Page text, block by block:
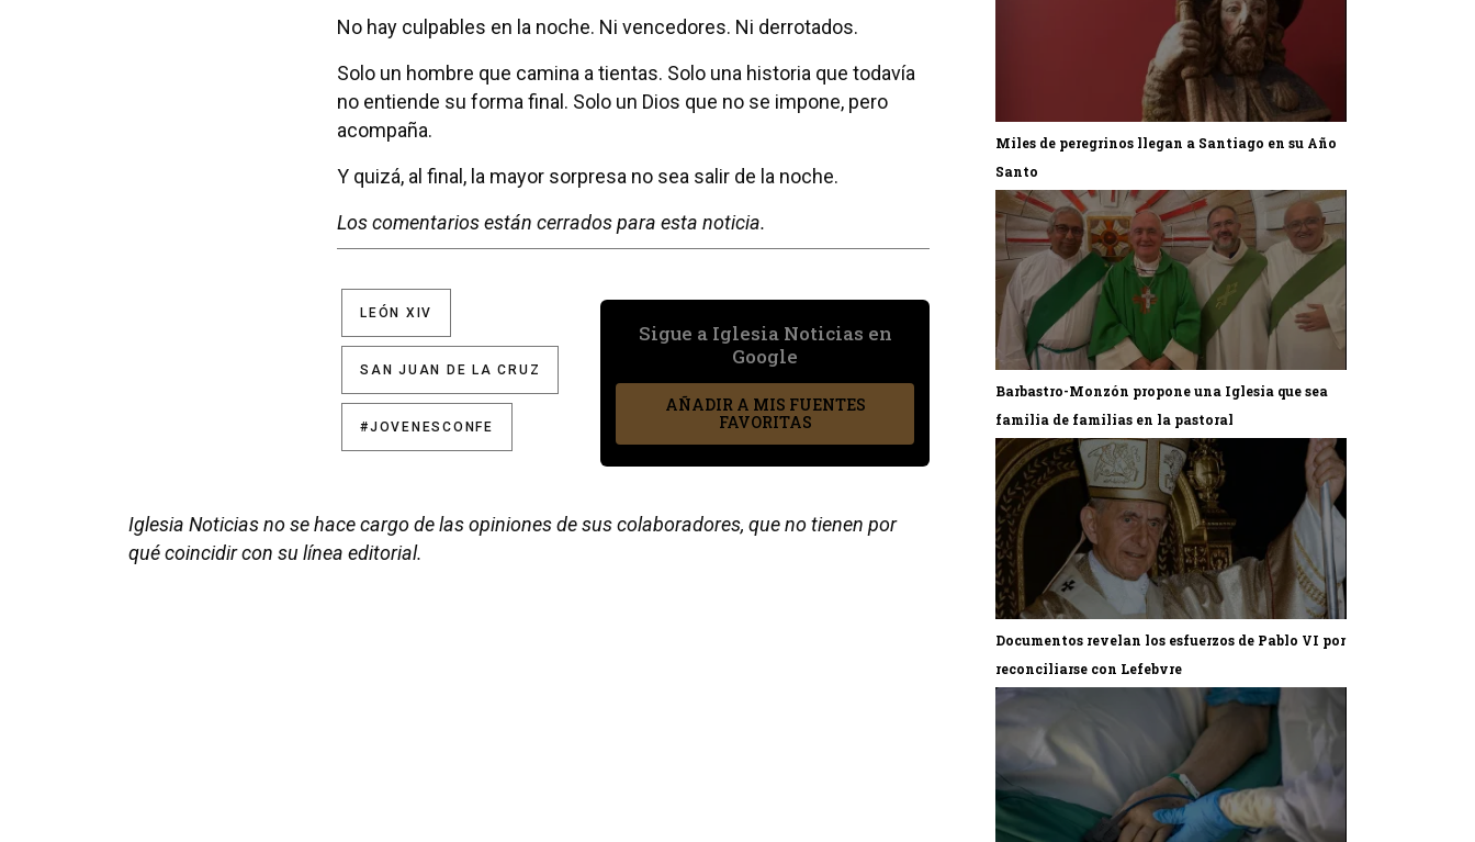
No hay culpables en la noche. Ni vencedores. Ni derrotados.
Solo un hombre que camina a tientas. Solo una historia que todavía
no entiende su forma final. Solo un Dios que no se impone, pero
acompaña.
Y quizá, al final, la mayor sorpresa no sea salir de la noche.
Los comentarios están cerrados para esta noticia.
Sigue a Iglesia Noticias en
Google
AÑADIR A MIS FUENTES
FAVORITAS
LEÓN XIV
SAN JUAN DE LA CRUZ
#JOVENESCONFE
Iglesia Noticias no se hace cargo de las opiniones de sus colaboradores, que no tienen por
qué coincidir con su línea editorial.
Miles de peregrinos llegan a Santiago en su Año
Santo
Barbastro-Monzón propone una Iglesia que sea
familia de familias en la pastoral
Documentos revelan los esfuerzos de Pablo VI por
reconciliarse con Lefebvre